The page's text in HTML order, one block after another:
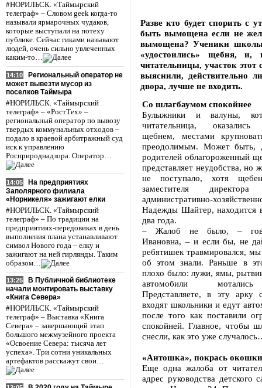
#НОРИЛЬСК. «Таймырский
телеграф» – Словом geek когда-то
называли ярмарочных чудаков,
которые выступали на потеху
публике. Сейчас гиками называют
людей, очень сильно увлеченных
каким-то…
14:10
Региональный оператор не
может вывезти мусор из
поселков Таймыра
#НОРИЛЬСК. «Таймырский
телеграф» – «РостТех» –
региональный оператор по вывозу
твердых коммунальных отходов –
подало в краевой арбитражный суд
иск к управлению
Росприроднадзора. Оператор…
14:05
На предприятиях
Заполярного филиала
«Норникеля» зажигают елки
#НОРИЛЬСК. «Таймырский
телеграф» – По традиции на
предприятиях-передовиках в день
выполнения плана устанавливают
символ Нового года – елку и
зажигают на ней гирлянды. Таким
образом…
13:25
В Публичной библиотеке
начали монтировать выставку
«Книга Севера»
#НОРИЛЬСК. «Таймырский
телеграф» – Выставка «Книга
Севера» – завершающий этап
большого межмузейного проекта
«Освоение Севера: тысяча лет
успеха». Три сотни уникальных
артефактов расскажут свои…
Разве кто будет спорить с
быть вымощена если не
вымощена? Ученики
«удостоились» щебня,
читательницы, участок
выяснили, действительно
двора, лучше не входить.
Со шлагбаумом спокойнее
Булыжники и валуны,
читательница, оказались
щебнем, местами
преодолимым. Может быть,
родителей облагороженный
представляет неудобства, но
не поступало, хотя
заместителя
административно-
Надежды Шайтер, находится
два года.
– Жалоб не было, –
Ивановна, – и если бы, не
ребятишек травмировался,
об этом знали. Раньше в
плохо было: лужи, ямы,
автомобили
Представляете, в эту арку
входят школьники и едут
после того как поставили
спокойней. Главное, чтобы
снесли, как это уже
«Антошка», покрась
Еще одна жалоба от
адрес руководства детского